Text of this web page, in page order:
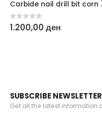
Carbide nail drill bit corn blue EXPERT head diameter 6 mm / working part 14 mm FT90B060/14
out of 5
1.200,00ден
SUBSCRIBE NEWSLETTER
Get all the latest information